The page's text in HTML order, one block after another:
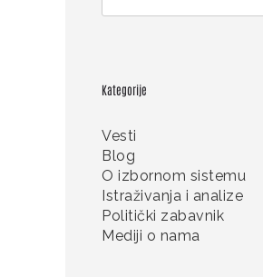
Kategorije
Vesti
Blog
O izbornom sistemu
Istraživanja i analize
Politički zabavnik
Mediji o nama